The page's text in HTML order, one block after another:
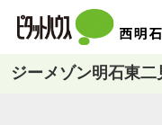
ジーメゾン明石東二